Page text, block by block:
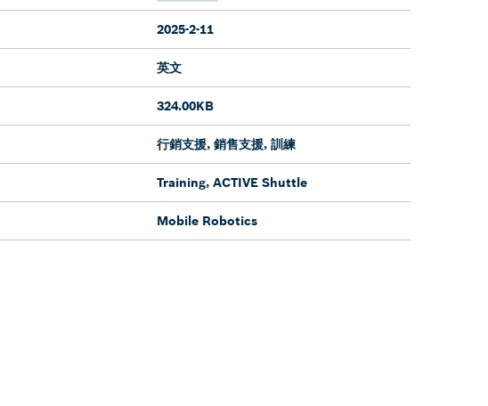
2025-2-11
英文
324.00KB
行銷支援, 銷售支援, 訓練
Training, ACTIVE Shuttle
Mobile Robotics